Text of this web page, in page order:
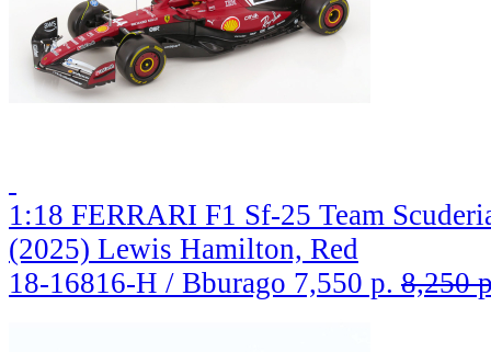
1:18 FERRARI F1 Sf-25 Team
(2025) Lewis Hamilton, Red
18-16816-H / Bburago 7,550 р. 8,250